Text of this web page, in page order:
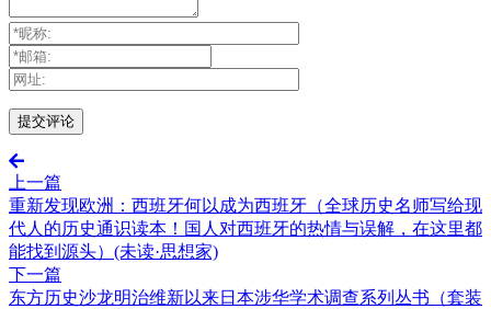
上一篇
重新发现欧洲：西班牙何以成为西班牙（全球历史名师写给现
代人的历史通识读本！国人对西班牙的热情与误解，在这里都
能找到源头）(未读·思想家)
下一篇
东方历史沙龙明治维新以来日本涉华学术调查系列丛书（套装